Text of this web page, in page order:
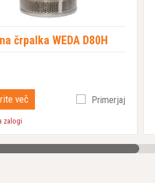
črpalka WEDA D80H
več Primerjaj
zalogi